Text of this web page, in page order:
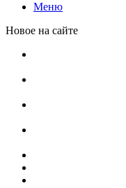
Меню
Новое на сайте